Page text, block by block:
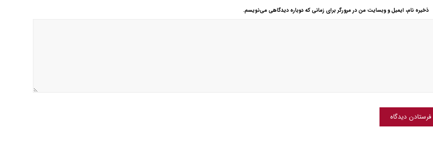
ذخیره نام، ایمیل و وبسایت من در مرورگر برای زمانی که دوباره دیدگاهی می‌نویسم.